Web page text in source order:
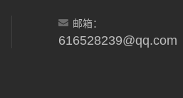
邮箱：
616528239@qq.com